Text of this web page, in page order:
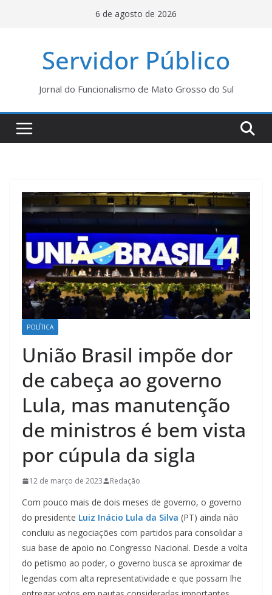
6 de agosto de 2026
Servidor Público
Jornal do Funcionalismo de Mato Grosso do Sul
POLÍTICA
União Brasil impõe dor
de cabeça ao governo
Lula, mas manutenção
de ministros é bem vista
por cúpula da sigla
12 de março de 2023 Redação
Com pouco mais de dois meses de governo, o governo
do presidente Luiz Inácio Lula da Silva (PT) ainda não
concluiu as negociações com partidos para consolidar a
sua base de apoio no Congresso Nacional. Desde a volta
do petismo ao poder, o governo busca se aproximar de
legendas com alta representatividade e que possam lhe